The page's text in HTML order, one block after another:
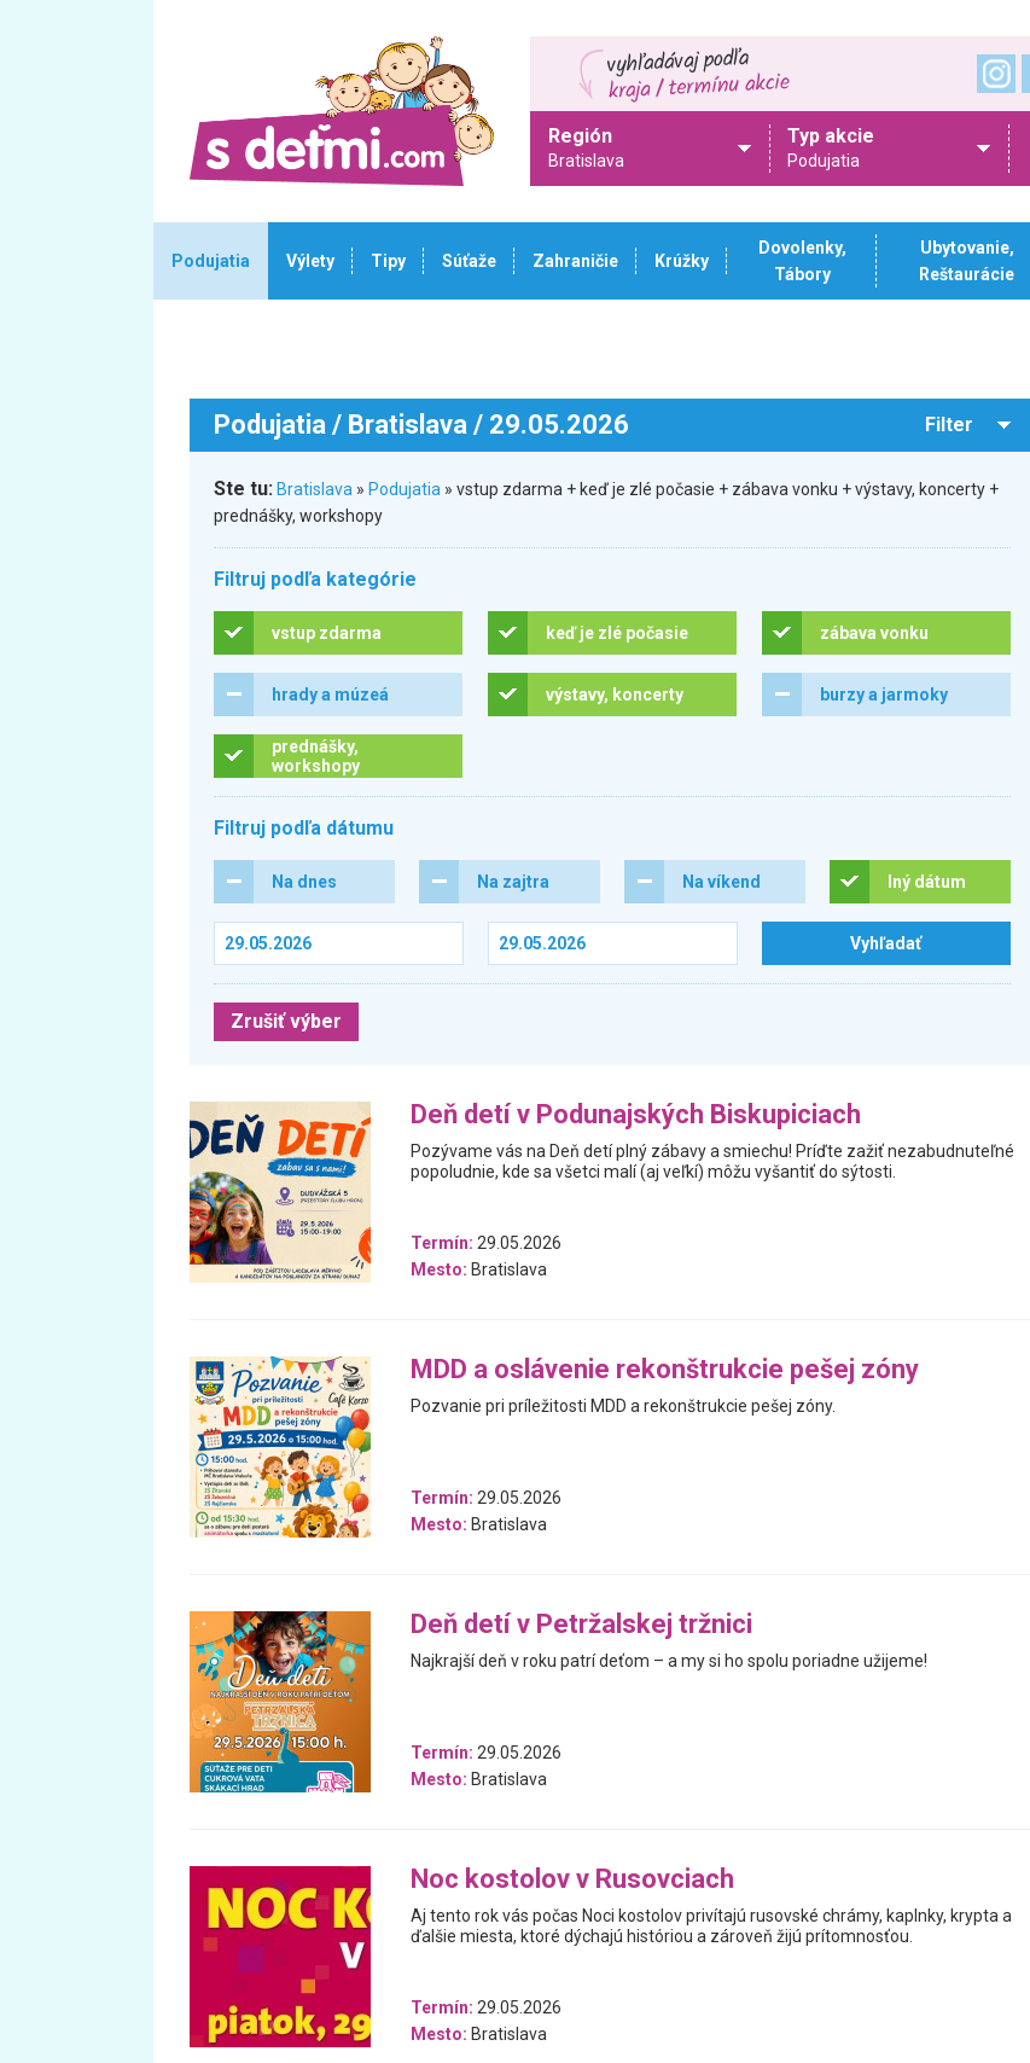
Región
Bratislava
Typ akcie
Podujatia
Podujatia Výlety Tipy Súťaže Zahraničie Krúžky
Dovolenky,
Tábory
Ubytovanie,
Reštaurácie
Podujatia / Bratislava / 29.05.2026 Filter
Ste tu: Bratislava » Podujatia » vstup zdarma + keď je zlé počasie + zábava vonku + výstavy, koncerty +
prednášky, workshopy
Filtruj podľa kategórie
vstup zdarma keď je zlé počasie zábava vonku
hrady a múzeá výstavy, koncerty burzy a jarmoky
prednášky,
workshopy
Filtruj podľa dátumu
Na dnes Na zajtra Na víkend Iný dátum
Zrušiť výber
Deň detí v Podunajských Biskupiciach
Pozývame vás na Deň detí plný zábavy a smiechu! Príďte zažiť nezabudnuteľné
popoludnie, kde sa všetci malí (aj veľkí) môžu vyšantiť do sýtosti.
Termín: 29.05.2026
Mesto: Bratislava
MDD a oslávenie rekonštrukcie pešej zóny
Pozvanie pri príležitosti MDD a rekonštrukcie pešej zóny.
Termín: 29.05.2026
Mesto: Bratislava
Deň detí v Petržalskej tržnici
Najkrajší deň v roku patrí deťom – a my si ho spolu poriadne užijeme!
Termín: 29.05.2026
Mesto: Bratislava
Noc kostolov v Rusovciach
Aj tento rok vás počas Noci kostolov privítajú rusovské chrámy, kaplnky, krypta a
ďalšie miesta, ktoré dýchajú históriou a zároveň žijú prítomnosťou.
Termín: 29.05.2026
Mesto: Bratislava